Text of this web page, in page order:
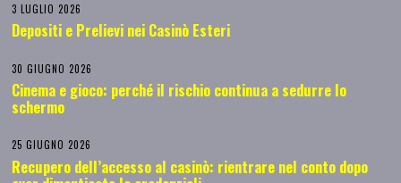
3 LUGLIO 2026
Depositi e Prelievi nei Casinò Esteri
30 GIUGNO 2026
Cinema e gioco: perché il rischio continua a sedurre lo
schermo
25 GIUGNO 2026
Recupero dell’accesso al casinò: rientrare nel conto dopo